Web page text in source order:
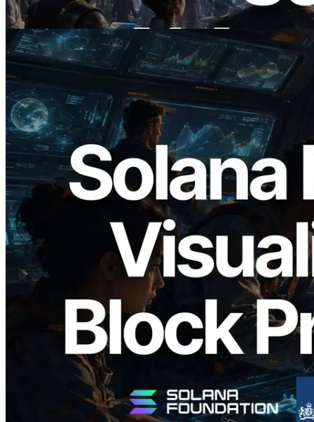
Lesen Sie diesen Artikel
2026.05.24
Validators Solutions veröffentlicht Solana
Block Analyzer – Visualisierung der
Blockproduktionszeit pro Slot und der
zugewiesenen Validatoren
Lesen Sie diesen Artikel